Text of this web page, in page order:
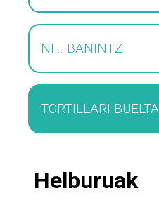
NI… BANINTZ
TORTILLARI BUELTA
Helburuak